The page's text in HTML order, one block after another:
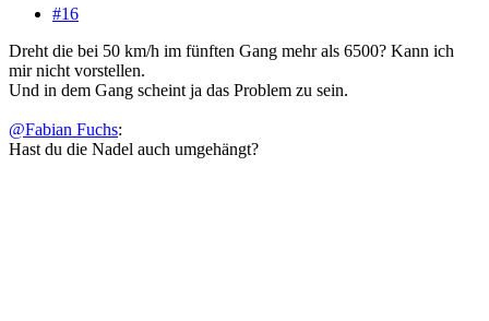
#16
Dreht die bei 50 km/h im fünften Gang mehr als 6500? Kann ich
mir nicht vorstellen.
Und in dem Gang scheint ja das Problem zu sein.
@Fabian Fuchs:
Hast du die Nadel auch umgehängt?